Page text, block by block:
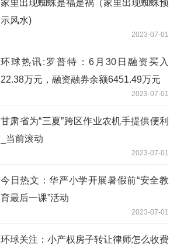
家里出现蜘蛛是福是祸（家里出现蜘蛛预
示风水)
2023-07-01
环球热讯:罗普特：6月30日融资买入
22.38万元，融资融券余额6451.49万元
2023-07-01
甘肃省为“三夏”跨区作业农机手提供便利
_当前滚动
2023-07-01
今日热文：华严小学开展暑假前“安全教
育最后一课”活动
2023-07-01
环球关注：小产权房子转让律师怎么收费